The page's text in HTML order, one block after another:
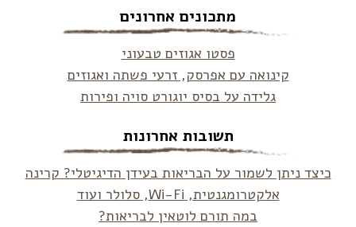
מתכונים אחרונים
פסטו אגוזים טבעוני
קינואה עם אפרסק, זרעי פשתה ואגוזים
גלידה על בסיס יוגורט סויה ופירות
תשובות אחרונות
כיצד ניתן לשמור על הבריאות בעידן הדיגיטלי? קרינה
אלקטרומגנטית, Wi-Fi, סלולר ועוד
במה תורם לוטאין לבריאות?